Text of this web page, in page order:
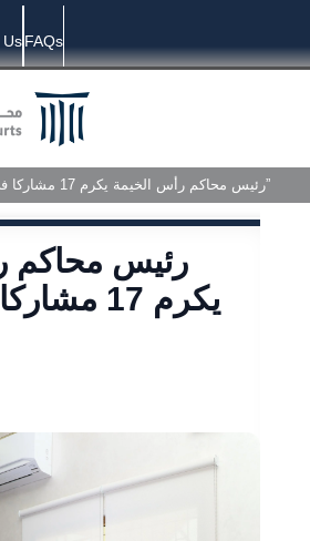
UsFAQs
رئيس محاكم رأس الخيمة يكرم 17 مشاركا في “حصاد المعرفة”
رئيس محاكم
يكرم 17